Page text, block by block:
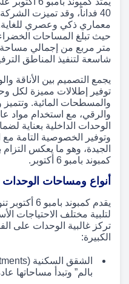
40 فداناً، وقد تميزت
معماري ذكي وعصري
متر مربع من إجمالي مساحة
شاسعة لتنفيذ المناطق
يجمع التصميم بين الأناقة
توفير إطلالات مميزة لكل
والمسطحات المائية. وتتميز
والرقي، مع استخدام مواد
الوحدات الداخلية بعناية
وتوفير الخصوصية التامة مع
الجيدة، وهو ما يعكس التزام
كمبوند بامبو 6 أكتوبر.
أنواع ومساحات الوحدات في
يقدم
لتلبية مختلف الاحتياجات
تركز غالبية الوحدات على
الكبيرة:
بالم” وتبدأ مساحاتها عادةً من 130